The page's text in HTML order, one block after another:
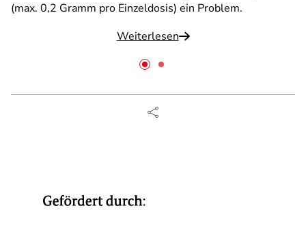
(max. 0,2 Gramm pro Einzeldosis) ein Problem.
Weiterlesen